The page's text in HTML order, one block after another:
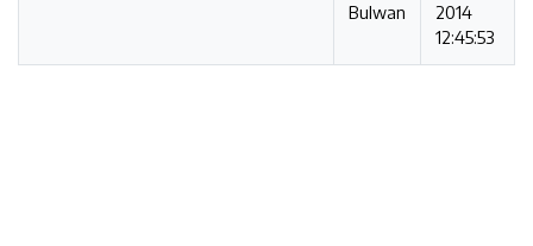
Bulwan
2014
12:45:53